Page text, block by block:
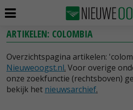
ARTIKELEN: COLOMBIA
Overzichtspagina artikelen:
Nieuweoogst.nl. Voor overige
onze zoekfunctie (rechtsboven)
bekijk het nieuwsarchief.